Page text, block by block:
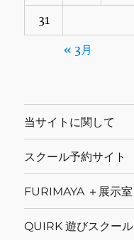
31
« 3月
当サイトに関して
スクール予約サイト
FURIMAYA ＋展示室
QUIRK 遊びスクール